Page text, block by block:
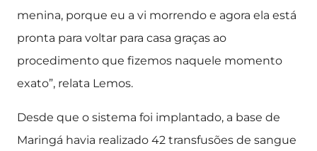
menina, porque eu a vi morrendo e agora ela está
pronta para voltar para casa graças ao
procedimento que fizemos naquele momento
exato”, relata Lemos.
Desde que o sistema foi implantado, a base de
Maringá havia realizado 42 transfusões de sangue